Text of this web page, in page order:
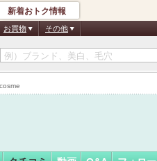
新着おトク情報
お買物 その他
さん